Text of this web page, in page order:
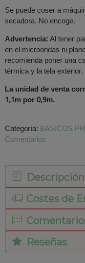
Se puede coser a
secadora. No encoge.
Advertencia:Al tener
en el microondas ni
recomienda poner una
térmica y la tela exterior.
La unidad de venta
1,1m por 0,9m.
Categoría: BASICOS
Comentarios
Descripción
Costes de
Reseñas